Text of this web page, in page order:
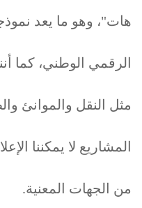
هات"، وهو ما يعد
الرقمي الوطني، كما
مثل النقل والموانئ
المشاريع لا يمكننا
من الجهات المعنية.